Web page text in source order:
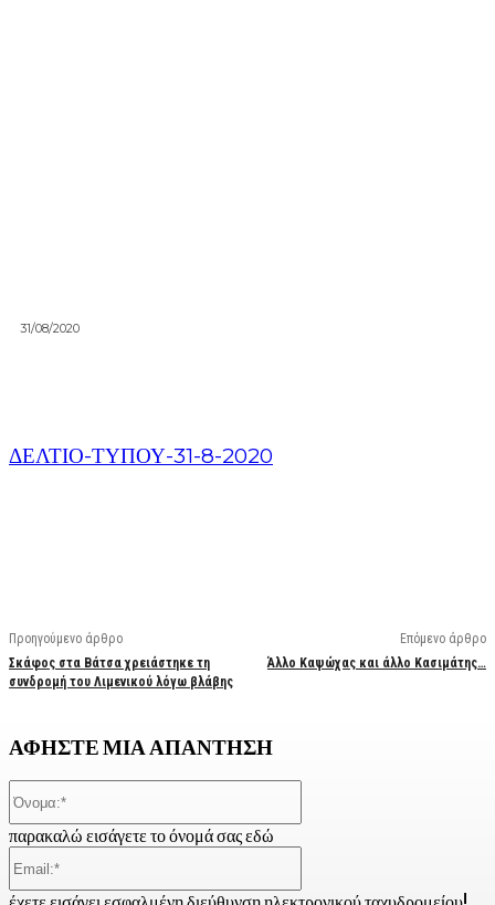
31/08/2020
ΔΕΛΤΙΟ-ΤΥΠΟΥ-31-8-2020
Προηγούμενο άρθρο
Σκάφος στα Βάτσα χρειάστηκε τη
συνδρομή του Λιμενικού λόγω βλάβης
Επόμενο άρθρο
Άλλο Καψώχας και άλλο Κασιμάτης…
ΑΦΗΣΤΕ ΜΙΑ ΑΠΑΝΤΗΣΗ
παρακαλώ εισάγετε το όνομά σας εδώ